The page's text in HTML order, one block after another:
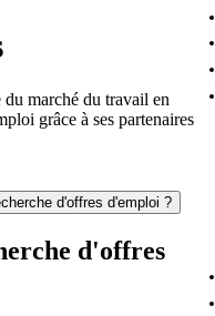
marché du travail en
grâce à ses partenaires
d'offres d'emploi ?
d'offres